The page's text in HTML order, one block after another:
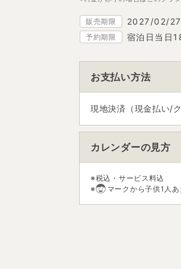
販売期限 2027/02/27
予約期限 宿泊日当日
お支払い方法
現地決済（現金払い/
カレンダーの見方
※税込・サービス料込
※
マークから子供1人